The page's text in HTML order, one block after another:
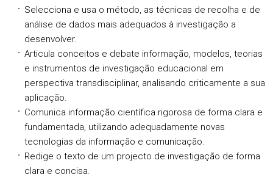
Selecciona e usa o método, as técnicas de recolha e de
análise de dados mais adequados à investigação a
desenvolver.
Articula conceitos e debate informação, modelos, teorias
e instrumentos de investigação educacional em
perspectiva transdisciplinar, analisando criticamente a sua
aplicação.
Comunica informação científica rigorosa de forma clara e
fundamentada, utilizando adequada­mente novas
tecnologias da informação e comunicação.
Redige o texto de um projecto de investigação de forma
clara e concisa.